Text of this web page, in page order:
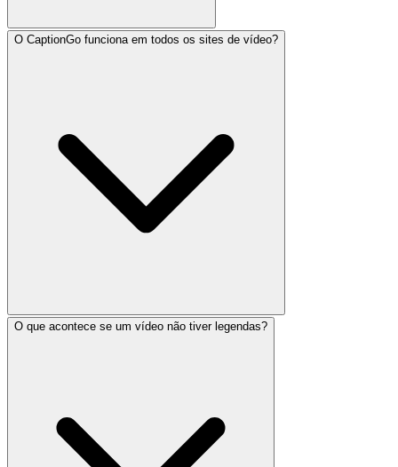
O CaptionGo funciona em todos os sites de vídeo?
O que acontece se um vídeo não tiver legendas?